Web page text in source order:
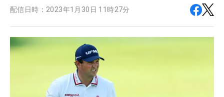
配信日時： 2023年1月30日 11時27分